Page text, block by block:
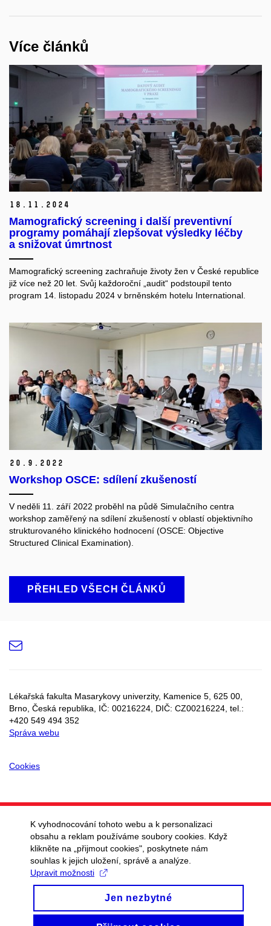
Více článků
18. 11. 2024
Mamografický screening i další preventivní
programy pomáhají zlepšovat výsledky léčby
a snižovat úmrtnost
Mamografický screening zachraňuje životy žen v České republice
již více než 20 let. Svůj každoroční „audit“ podstoupil tento
program 14. listopadu 2024 v brněnském hotelu International.
20. 9. 2022
Workshop OSCE: sdílení zkušeností
V neděli 11. září 2022 proběhl na půdě Simulačního centra
workshop zaměřený na sdílení zkušeností v oblastí objektivního
strukturovaného klinického hodnocení (OSCE: Objective
Structured Clinical Examination).
PŘEHLED VŠECH ČLÁNKŮ
Lékařská fakulta Masarykovy univerzity, Kamenice 5, 625 00,
Brno, Česká republika, IČ: 00216224 , DIČ: CZ00216224 , tel.:
+420 549 494 352
Správa webu
Cookies
e-
K vyhodnocování tohoto webu a k personalizaci
obsahu a reklam používáme soubory cookies. Když
klikněte na „přijmout cookies", poskytnete nám
souhlas k jejich uložení, správě a analýze.
Upravit možnosti
Jen nezbytné